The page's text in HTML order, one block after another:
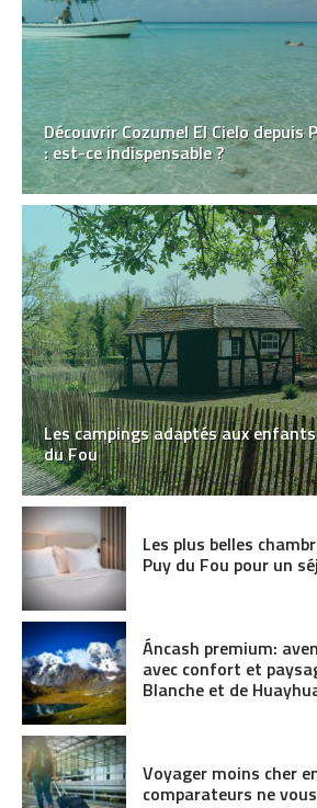
Découvrir Cozumel El Cielo depuis
: est-ce indispensable ?
Les campings adaptés aux
du Fou
Les plus belles
Puy du Fou pour un
Áncash premium:
avec confort et
Blanche et de
Voyager moins cher
comparateurs ne